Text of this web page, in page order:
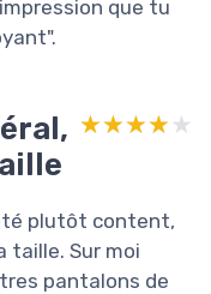
que tu
★★★★★
★★★★★
plutôt content,
taille. Sur moi
pantalons de